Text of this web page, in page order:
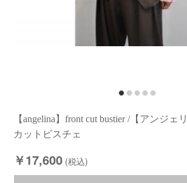
【angelina】front cut bustier /【アンジェ
カットビスチェ
￥17,600 (税込)